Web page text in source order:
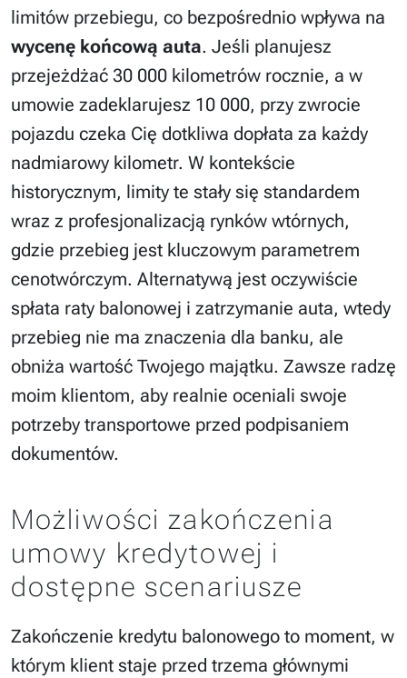
limitów przebiegu, co bezpośrednio wpływa na
wycenę końcową auta. Jeśli planujesz
przejeżdżać 30 000 kilometrów rocznie, a w
umowie zadeklarujesz 10 000, przy zwrocie
pojazdu czeka Cię dotkliwa dopłata za każdy
nadmiarowy kilometr. W kontekście
historycznym, limity te stały się standardem
wraz z profesjonalizacją rynków wtórnych,
gdzie przebieg jest kluczowym parametrem
cenotwórczym. Alternatywą jest oczywiście
spłata raty balonowej i zatrzymanie auta, wtedy
przebieg nie ma znaczenia dla banku, ale
obniża wartość Twojego majątku. Zawsze radzę
moim klientom, aby realnie oceniali swoje
potrzeby transportowe przed podpisaniem
dokumentów.
Możliwości zakończenia
umowy kredytowej i
dostępne scenariusze
Zakończenie kredytu balonowego to moment, w
którym klient staje przed trzema głównymi